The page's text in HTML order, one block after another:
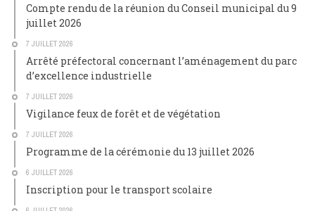
Compte rendu de la réunion du Conseil municipal du 9
juillet 2026
7 JUILLET 2026
Arrêté préfectoral concernant l’aménagement du parc
d’excellence industrielle
7 JUILLET 2026
Vigilance feux de forêt et de végétation
7 JUILLET 2026
Programme de la cérémonie du 13 juillet 2026
6 JUILLET 2026
Inscription pour le transport scolaire